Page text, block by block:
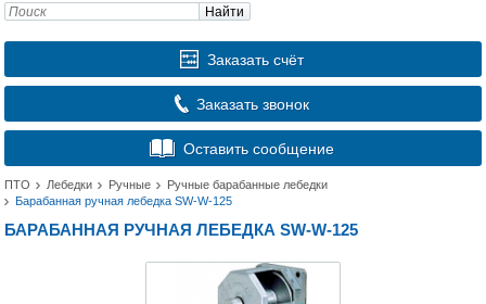
Найти
Заказать счёт
Заказать звонок
Оставить сообщение
ПТО Лебедки Ручные
Ручные барабанные лебедки
Барабанная ручная лебедка SW-W-125
БАРАБАННАЯ РУЧНАЯ ЛЕБЕДКА SW-W-125